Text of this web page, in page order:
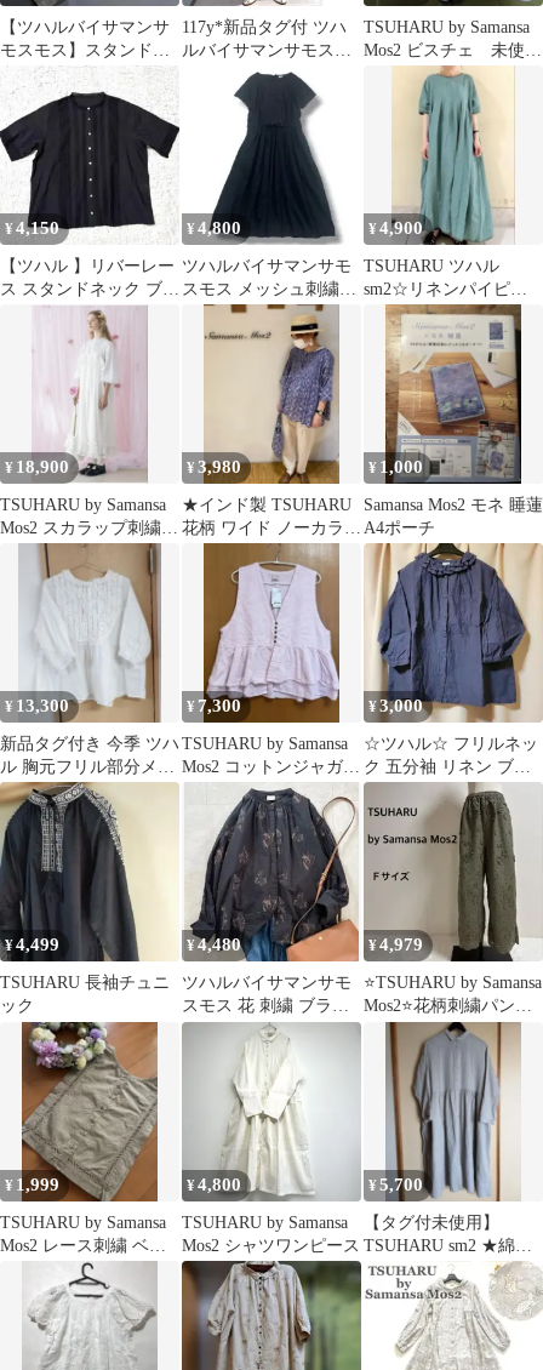
【ツハルバイサマンサ
モスモス】スタンドカ
ラーコート シャツ
羽織 綿100%
117y*新品タグ付 ツハ
ルバイサマンサモスモ
ス リングタイル刺繍 パ
TSUHARU by Samansa
Mos2 ビスチェ 未使用
¥4,150
【ツハル 】リバーレー
ス スタンドネック ブラ
ウス F 半袖 ブラック
¥ 4,800
ツハルバイサマンサモ
スモス メッシュ刺繍ワ
ンピース コットン
100% ブラック
¥4,900
TSUHARU ツハル
sm2☆リネンパイピン
グワンピース☆グリー
¥ 18,900
TSUHARU by Samansa
Mos2 スカラップ刺繍キ
ャミワンピース
¥3,980
★インド製 TSUHARU
花柄 ワイド ノーカラー
シャツ ブラウス
¥ 1,000
Samansa Mos2 モネ 睡蓮
A4ポーチ
¥ 13,300
新品タグ付き 今季 ツハ
ル 胸元フリル部分メッ
シュブラウス
¥ 7,300
TSUHARU by Samansa
Mos2 コットンジャガー
ド製品染めベスト
¥3,000
☆ツハル☆ フリルネッ
ク 五分袖 リネン ブラ
ウス サマンサモスモス
¥4,499
TSUHARU 長袖チュニ
ック
¥4,480
ツハルバイサマンサモ
スモス 花 刺繍 ブラウ
ス リネン混 バンドカラ
ー ギャザー
¥4,979
⭐️TSUHARU by Samansa
Mos2⭐️花柄刺繍パンツ
カーキ 綿 麻
¥ 1,999
TSUHARU by Samansa
Mos2 レース刺繍 ベス
¥4,800
TSUHARU by Samansa
Mos2 シャツワンピース
¥5,700
【タグ付未使用】
TSUHARU sm2 ★綿麻
ギャザーシャツワンピ
ース★グレー